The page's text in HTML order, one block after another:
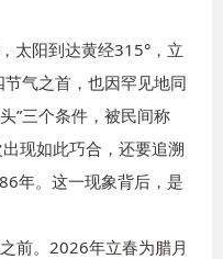
太阳到达黄经315°，立
气之首，也因罕见地同
”三个条件，被民间称
现如此巧合，还要追溯
年。这一现象背后，是
前。2026年立春为腊月